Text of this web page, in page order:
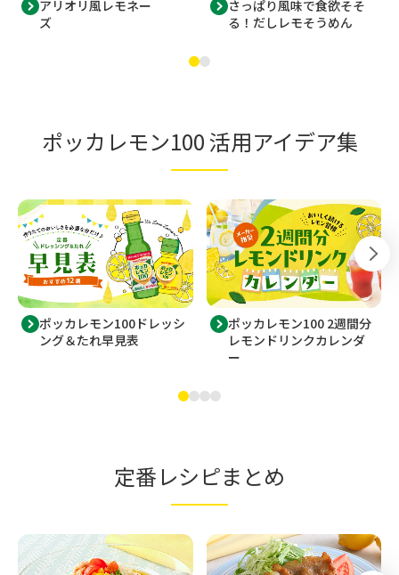
アリオリ風レモネー
ズ
さっぱり風味で食欲そそ
る！だしレモそうめん
ポッカレモン100 活用アイデア集
ポッカレモン100ドレッシ
ング＆たれ早見表
ポッカレモン100 2週間分
レモンドリンクカレンダ
ー
定番レシピまとめ